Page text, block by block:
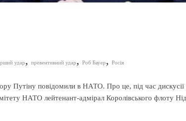
удар, превентивний удар, Роб Бауер, Росія
Путіну повідомили в НАТО. Про це, під час дискусії
НАТО лейтенант-адмірал Королівського флоту